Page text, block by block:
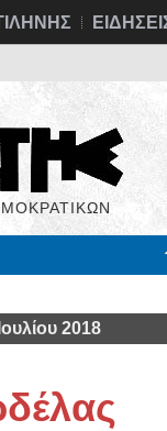
2018